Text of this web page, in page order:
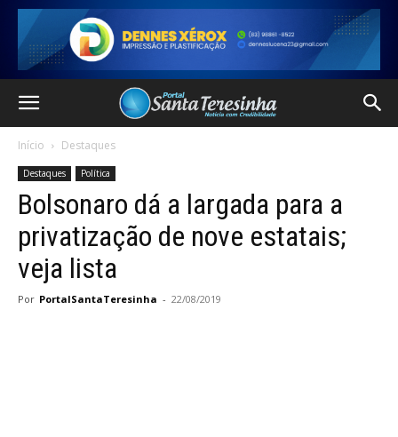
Início Destaques
Destaques Política
Bolsonaro dá a largada para a
privatização de nove estatais;
veja lista
Por PortalSantaTeresinha - 22/08/2019